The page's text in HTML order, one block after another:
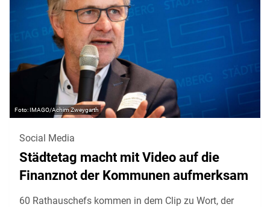
IMAGO/Achim Zweygarth
Social Media
Städtetag macht mit Video auf die
Finanznot der Kommunen aufmerksam
60 Rathauschefs kommen in dem Clip zu Wort, der